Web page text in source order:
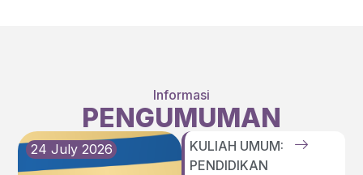
Informasi
PENGUMUMAN
24 July 2026
KULIAH UMUM:
PENDIDIKAN